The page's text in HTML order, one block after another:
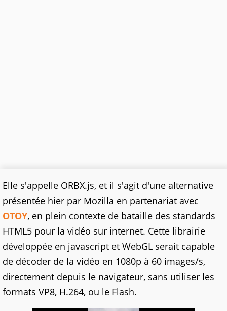
Elle s'appelle ORBX.js, et il s'agit d'une alternative
présentée hier par Mozilla en partenariat avec
OTOY, en plein contexte de bataille des standards
HTML5 pour la vidéo sur internet. Cette librairie
développée en javascript et WebGL serait capable
de décoder de la vidéo en 1080p à 60 images/s,
directement depuis le navigateur, sans utiliser les
formats VP8, H.264, ou le Flash.